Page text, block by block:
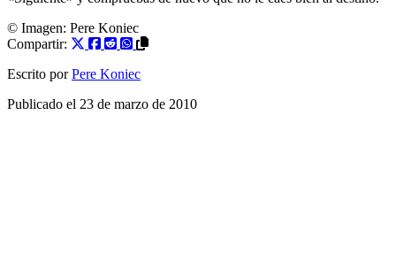
© Imagen: Pere Koniec
Compartir:
Escrito por Pere Koniec
Publicado el 23 de marzo de 2010